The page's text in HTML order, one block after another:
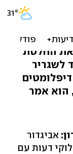
את החלטת
לשגריר
הוא אמר
אביגדור
דעות עם